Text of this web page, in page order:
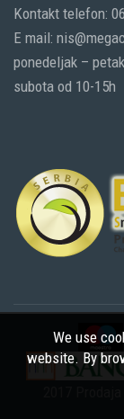
Kontakt telefon:
E mail:
ponedeljak –
subota od 10-15h
We use
website. By